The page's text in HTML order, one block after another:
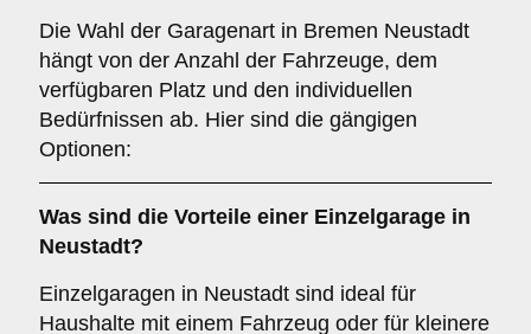
Die Wahl der Garagenart in Bremen Neustadt
hängt von der Anzahl der Fahrzeuge, dem
verfügbaren Platz und den individuellen
Bedürfnissen ab. Hier sind die gängigen
Optionen:
Was sind die Vorteile einer Einzelgarage in
Neustadt?
Einzelgaragen in Neustadt sind ideal für
Haushalte mit einem Fahrzeug oder für kleinere